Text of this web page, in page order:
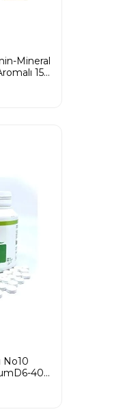
Mineral
150
No10
400